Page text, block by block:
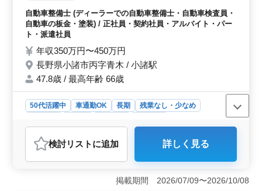
ブルシューティング時の整備業務全般 現在
50歳以上も活躍している企業です。 検査員
お待ちしております。
自動車整備士 (ディーラーでの自動車整備士・自動車検査員・
自動車の板金・塗装) / 正社員・契約社員・アルバイト・パー
ト・派遣社員
年収350万円〜450万円
長野県小諸市丙字青木 / 小諸駅
47.8歳 / 最高年齢 66歳
50代活躍中 車通勤OK 長期
残業なし・少なめ
自動車整備士
検討リスト に追加 詳しく見る
掲載期間 2026/07/09〜2026/10/08